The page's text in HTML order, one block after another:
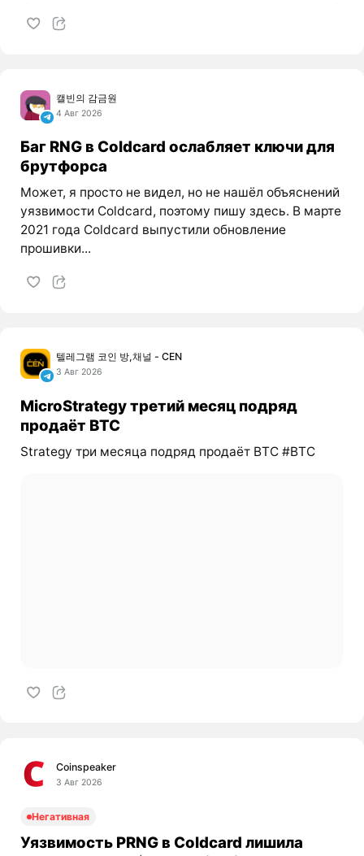
캘빈의 감금원
4 Авг 2026
Баг RNG в Coldcard ослабляет ключи для
брутфорса
Может, я просто не видел, но не нашёл объяснений
уязвимости Coldcard, поэтому пишу здесь. В марте
2021 года Coldcard выпустили обновление
прошивки...
텔레그램 코인 방,채널 - CEN
3 Авг 2026
MicroStrategy третий месяц подряд
продаёт BTC
Strategy три месяца подряд продаёт BTC #BTC
Coinspeaker
3 Авг 2026
Негативная
Уязвимость PRNG в Coldcard лишила